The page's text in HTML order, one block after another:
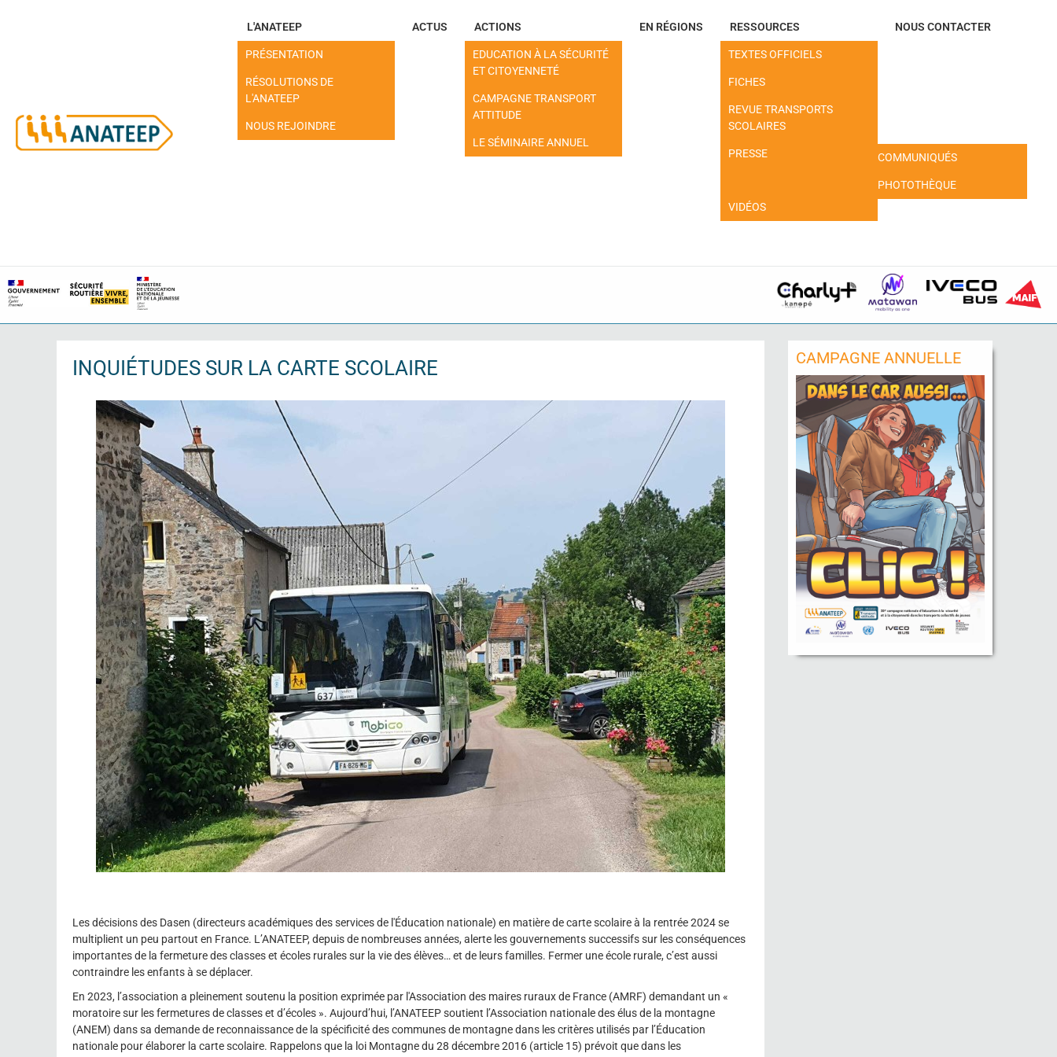
L'ANATEEP
PRÉSENTATION
RÉSOLUTIONS DE
L'ANATEEP
NOUS REJOINDRE
ACTUS ACTIONS
EDUCATION À LA SÉCURITÉ
ET CITOYENNETÉ
CAMPAGNE TRANSPORT
ATTITUDE
LE SÉMINAIRE ANNUEL
EN RÉGIONS RESSOURCES
TEXTES OFFICIELS
FICHES
REVUE TRANSPORTS
SCOLAIRES
PRESSE COMMUNIQUÉS
PHOTOTHÈQUE
VIDÉOS
NOUS CONTACTER
INQUIÉTUDES SUR LA CARTE SCOLAIRE
Les décisions des Dasen (directeurs académiques des services de l'Éducation nationale) en matière de carte scolaire à la rentrée 2024 se
multiplient un peu partout en France. L’ANATEEP, depuis de nombreuses années, alerte les gouvernements successifs sur les conséquences
importantes de la fermeture des classes et écoles rurales sur la vie des élèves… et de leurs familles. Fermer une école rurale, c’est aussi
contraindre les enfants à se déplacer.
En 2023, l’association a pleinement soutenu la position exprimée par l'Association des maires ruraux de France (AMRF) demandant un «
moratoire sur les fermetures de classes et d’écoles ». Aujourd’hui, l’ANATEEP soutient l’Association nationale des élus de la montagne
(ANEM) dans sa demande de reconnaissance de la spécificité des communes de montagne dans les critères utilisés par l’Éducation
nationale pour élaborer la carte scolaire. Rappelons que la loi Montagne du 28 décembre 2016 (article 15) prévoit que dans les
CAMPAGNE ANNUELLE